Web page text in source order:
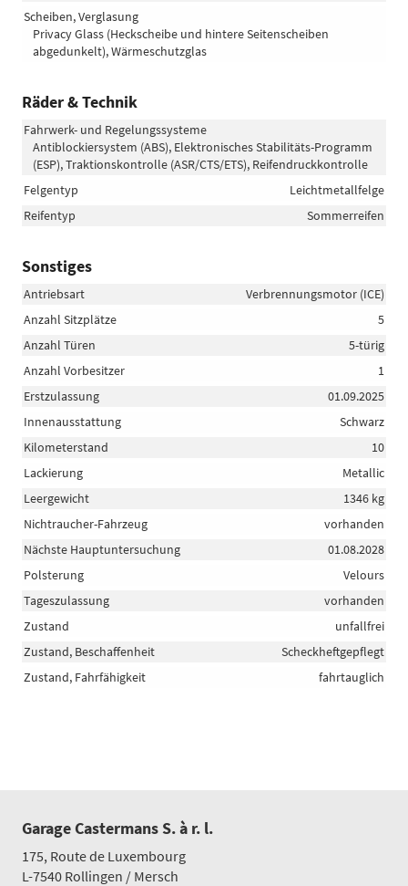
Scheiben, Verglasung
Privacy Glass (Heckscheibe und hintere Seitenscheiben
abgedunkelt), Wärmeschutzglas
Räder & Technik
Fahrwerk- und Regelungssysteme
Antiblockiersystem (ABS), Elektronisches Stabilitäts-Programm
(ESP), Traktionskontrolle (ASR/CTS/ETS), Reifendruckkontrolle
Felgentyp
Leichtmetallfelge
Reifentyp
Sommerreifen
Sonstiges
Antriebsart
Verbrennungsmotor (ICE)
Anzahl Sitzplätze
5
Anzahl Türen
5-türig
Anzahl Vorbesitzer
1
Erstzulassung
01.09.2025
Innenausstattung
Schwarz
Kilometerstand
10
Lackierung
Metallic
Leergewicht
1346 kg
Nichtraucher-Fahrzeug
vorhanden
Nächste Hauptuntersuchung
01.08.2028
Polsterung
Velours
Tageszulassung
vorhanden
Zustand
unfallfrei
Zustand, Beschaffenheit
Scheckheftgepflegt
Zustand, Fahrfähigkeit
fahrtauglich
Garage Castermans S. à r. l.
175, Route de Luxembourg
L-7540 Rollingen / Mersch